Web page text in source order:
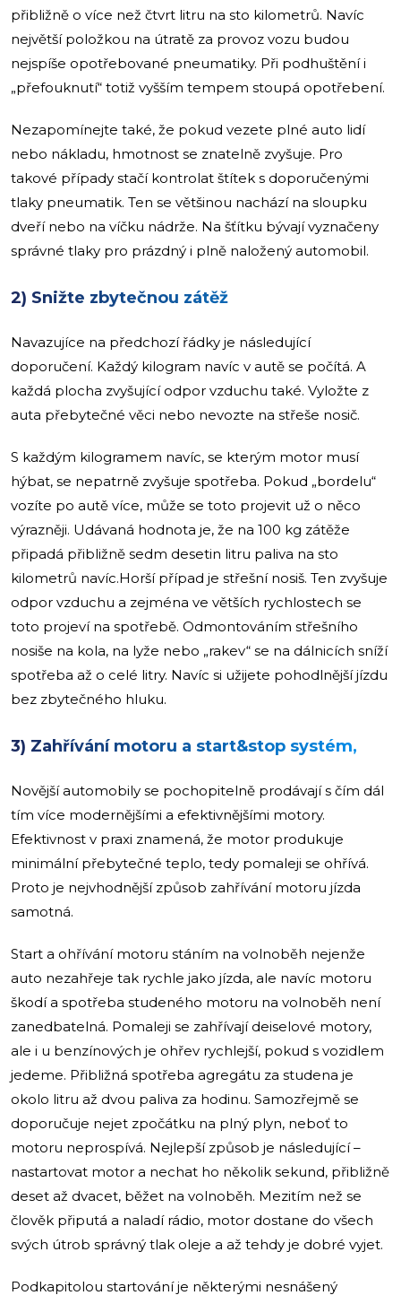
přibližně o více než čtvrt litru na sto kilometrů. Navíc
největší položkou na útratě za provoz vozu budou
nejspíše opotřebované pneumatiky. Při podhuštění i
„přefouknutí“ totiž vyšším tempem stoupá opotřebení.
Nezapomínejte také, že pokud vezete plné auto lidí
nebo nákladu, hmotnost se znatelně zvyšuje. Pro
takové případy stačí kontrolat štítek s doporučenými
tlaky pneumatik. Ten se většinou nachází na sloupku
dveří nebo na víčku nádrže. Na šťítku bývají vyznačeny
správné tlaky pro prázdný i plně naložený automobil.
2) Snižte zbytečnou zátěž
Navazujíce na předchozí řádky je následující
doporučení. Každý kilogram navíc v autě se počítá. A
každá plocha zvyšující odpor vzduchu také. Vyložte z
auta přebytečné věci nebo nevozte na střeše nosič.
S každým kilogramem navíc, se kterým motor musí
hýbat, se nepatrně zvyšuje spotřeba. Pokud „bordelu“
vozíte po autě více, může se toto projevit už o něco
výrazněji. Udávaná hodnota je, že na 100 kg zátěže
připadá přibližně sedm desetin litru paliva na sto
kilometrů navíc.Horší případ je střešní nosiš. Ten zvyšuje
odpor vzduchu a zejména ve větších rychlostech se
toto projeví na spotřebě. Odmontováním střešního
nosiše na kola, na lyže nebo „rakev“ se na dálnicích sníží
spotřeba až o celé litry. Navíc si užijete pohodlnější jízdu
bez zbytečného hluku.
3) Zahřívání motoru a start&stop systém,
Novější automobily se pochopitelně prodávají s čím dál
tím více modernějšími a efektivnějšími motory.
Efektivnost v praxi znamená, že motor produkuje
minimální přebytečné teplo, tedy pomaleji se ohřívá.
Proto je nejvhodnější způsob zahřívání motoru jízda
samotná.
Start a ohřívání motoru stáním na volnoběh nejenže
auto nezahřeje tak rychle jako jízda, ale navíc motoru
škodí a spotřeba studeného motoru na volnoběh není
zanedbatelná. Pomaleji se zahřívají deiselové motory,
ale i u benzínových je ohřev rychlejší, pokud s vozidlem
jedeme. Přibližná spotřeba agregátu za studena je
okolo litru až dvou paliva za hodinu. Samozřejmě se
doporučuje nejet zpočátku na plný plyn, neboť to
motoru neprospívá. Nejlepší způsob je následující –
nastartovat motor a nechat ho několik sekund, přibližně
deset až dvacet, běžet na volnoběh. Mezitím než se
člověk připutá a naladí rádio, motor dostane do všech
svých útrob správný tlak oleje a až tehdy je dobré vyjet.
Podkapitolou startování je některými nesnášený